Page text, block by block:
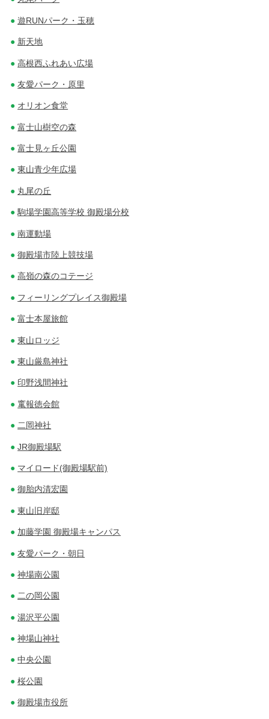
ョ
ン
遊RUNパーク・玉穂
新天地
高根西ふれあい広場
友愛パーク・原里
オリオン食堂
富士山樹空の森
富士見ヶ丘公園
東山青少年広場
丸尾の丘
駒場学園高等学校 御殿場分校
南運動場
御殿場市陸上競技場
高嶺の森のコテージ
フィーリングプレイス御殿場
富士本屋旅館
東山ロッジ
東山厳島神社
印野浅間神社
竃報徳会館
二岡神社
JR御殿場駅
マイロード(御殿場駅前)
御胎内清宏園
東山旧岸邸
加藤学園 御殿場キャンパス
友愛パーク・朝日
神場南公園
二の岡公園
湯沢平公園
神場山神社
中央公園
桜公園
御殿場市役所